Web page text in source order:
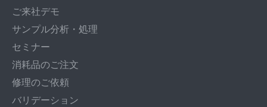
ご来社デモ
サンプル分析・処理
セミナー
消耗品のご注文
修理のご依頼
バリデーション